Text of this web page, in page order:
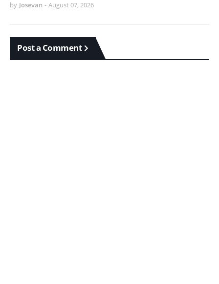
by Josevan - August 07, 2026
Post a Comment